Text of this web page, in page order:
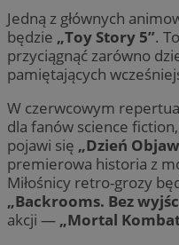
Jedną z głównych
będzie „Toy Story 5”.
przyciągnąć zarówno
pamiętających
W czerwcowym
dla fanów science
pojawi się „Dzień
premierowa historia z
Miłośnicy retro-grozy
„Backrooms. Bez
akcji — „Mortal